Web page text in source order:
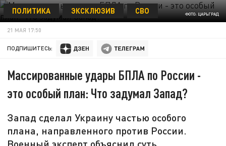
ФОТО: ЦАРЬГРАД
ПОЛИТИКА ЭКСКЛЮЗИВ СВО
21 МАЯ 17:50
ПОДПИШИТЕСЬ:
Массированные удары БПЛА по России -
это особый план: Что задумал Запад?
Запад сделал Украину частью особого
плана, направленного против России.
Военный эксперт объяснил суть.